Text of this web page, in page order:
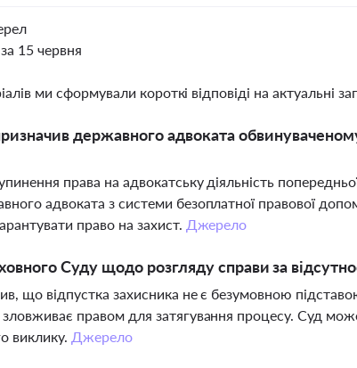
15 червня
ми сформували короткі відповіді на актуальні
державного адвоката
права на адвокатську діяльність
адвоката з системи безоплатної правової
право на захист. Джерело
Суду щодо розгляду справи за
що відпустка захисника не є безумовною
правом для затягування процесу. Суд
виклику. Джерело